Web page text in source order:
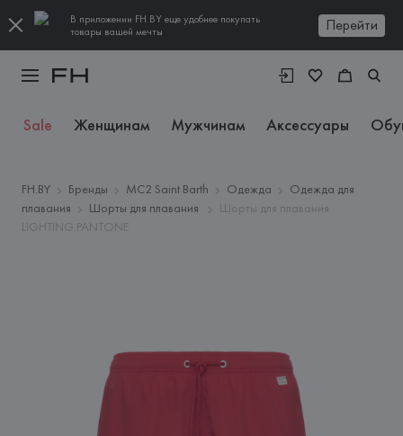
В приложении FH.BY еще удобнее покупать
товары вашей мечты
Перейти
Sale Женщинам Мужчинам Аксессуары
FH.BY Бренды MC2 Saint Barth Одежда
Одежда для
плавания
Шорты для плавания
Шорты для плавания
LIGHTING PANTONE